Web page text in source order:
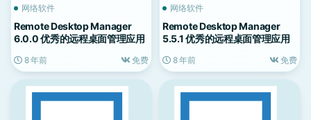
网络软件
Remote Desktop Manager
6.0.0 优秀的远程桌面管理应用
8 年前 免费
网络软件
Remote Desktop Manager
5.5.1 优秀的远程桌面管理应用
8 年前 免费